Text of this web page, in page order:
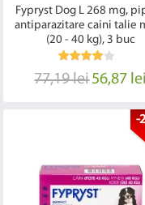
Fypryst Dog L 268 mg,
antiparazitare caini talie
(20 - 40 kg), 3 buc
77,19 lei56,87 lei
-